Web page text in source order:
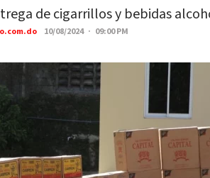
de cigarrillos y bebidas
10/08/2024 · 09:00 PM